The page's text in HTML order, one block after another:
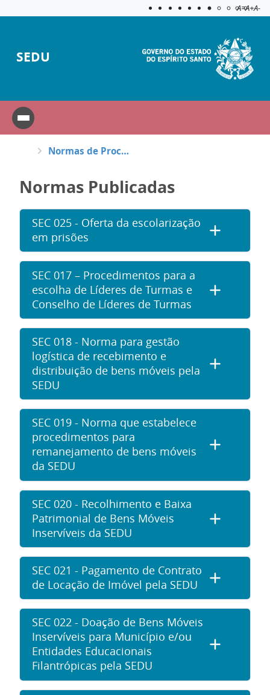
Aplicar
A=A+A-
SEDU
Normas de Procedimento
Normas Publicadas
SEC 025 - Oferta da escolarização
em prisões
SEC 017 – Procedimentos para a
escolha de Líderes de Turmas e
Conselho de Líderes de Turmas
SEC 018 - Norma para gestão
logística de recebimento e
distribuição de bens móveis pela
SEDU
SEC 019 - Norma que estabelece
procedimentos para
remanejamento de bens móveis
da SEDU
SEC 020 - Recolhimento e Baixa
Patrimonial de Bens Móveis
Inservíveis da SEDU
SEC 021 - Pagamento de Contrato
de Locação de Imóvel pela SEDU
SEC 022 - Doação de Bens Móveis
Inservíveis para Município e/ou
Entidades Educacionais
Filantrópicas pela SEDU